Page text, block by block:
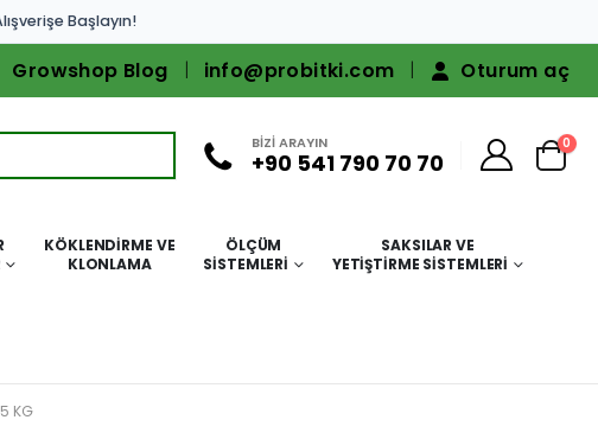
Başlayın!
Growshop Blog info@probitki.com Oturum aç
BİZİ ARAYIN
+90 541 790 70 70
0
KÖKLENDIRME VE
KLONLAMA
ÖLÇÜM
SISTEMLERI
SAKSILAR VE
YETIŞTIRME SISTEMLERI
KG